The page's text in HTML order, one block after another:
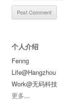
个人介绍
Fenng
Life@Hangzhou
Work@无码科技
更多...